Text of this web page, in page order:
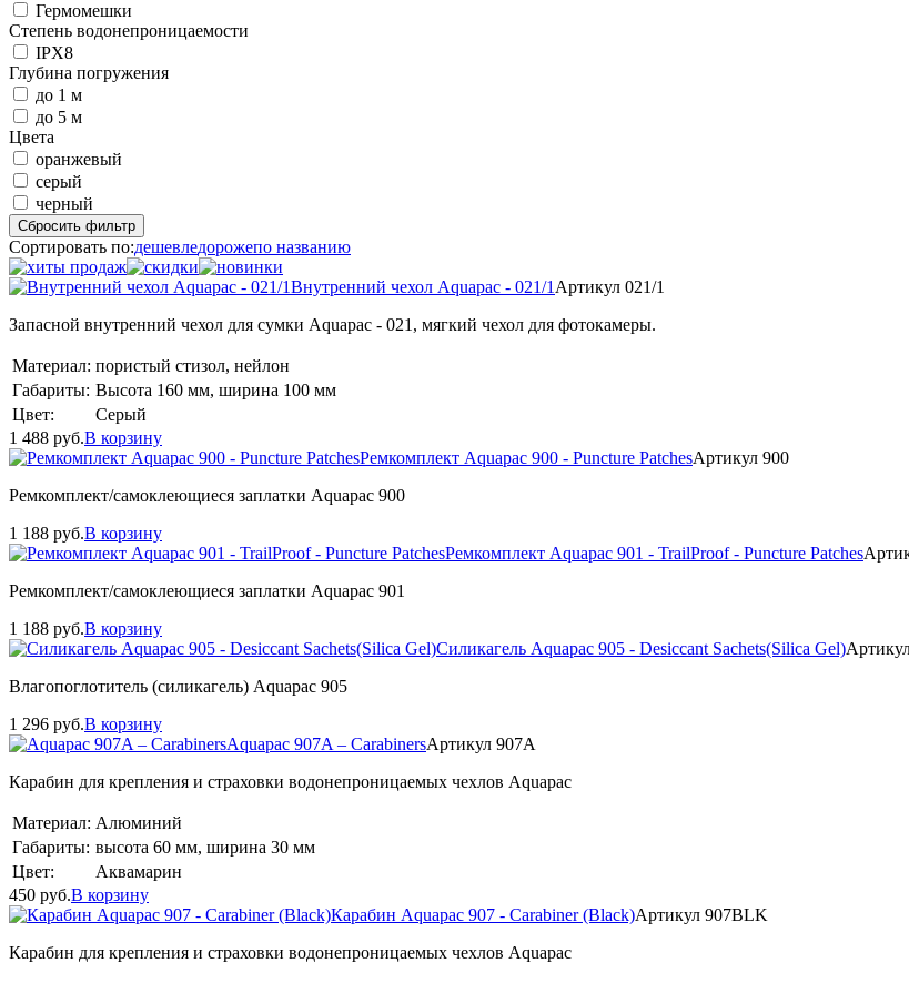
Гермомешки
Степень водонепроницаемости
IPX8
Глубина погружения
до 1 м
до 5 м
Цвета
оранжевый
серый
черный
Сбросить фильтр
Сортировать по:дешевледорожепо названию
Внутренний чехол Aquapac - 021/1 Артикул 021/1
Запасной внутренний чехол для сумки Aquapac - 021, мягкий чехол для фотокамеры.
Материал: пористый стизол, нейлон
Габариты: Высота 160 мм, ширина 100 мм
Цвет:
Серый
1 488 руб.В корзину
Ремкомплект Aquapac 900 - Puncture PatchesАртикул 900
Ремкомплект/самоклеющиеся заплатки Aquapac 900
1 188 руб.В корзину
Ремкомплект Aquapac 901 - TrailProof - Puncture Patches
Ремкомплект/самоклеющиеся заплатки Aquapac 901
1 188 руб.В корзину
Силикагель Aquapac 905 - Desiccant Sachets(Silica Gel)
Влагопоглотитель (силикагель) Aquapac 905
1 296 руб.В корзину
Aquapac 907A – CarabinersАртикул 907A
Карабин для крепления и страховки водонепроницаемых чехлов Aquapac
Материал: Алюминий
Габариты: высота 60 мм, ширина 30 мм
Цвет:
Аквамарин
450 руб.В корзину
Карабин Aquapac 907 - Carabiner (Black)Артикул 907BLK
Карабин для крепления и страховки водонепроницаемых чехлов Aquapac